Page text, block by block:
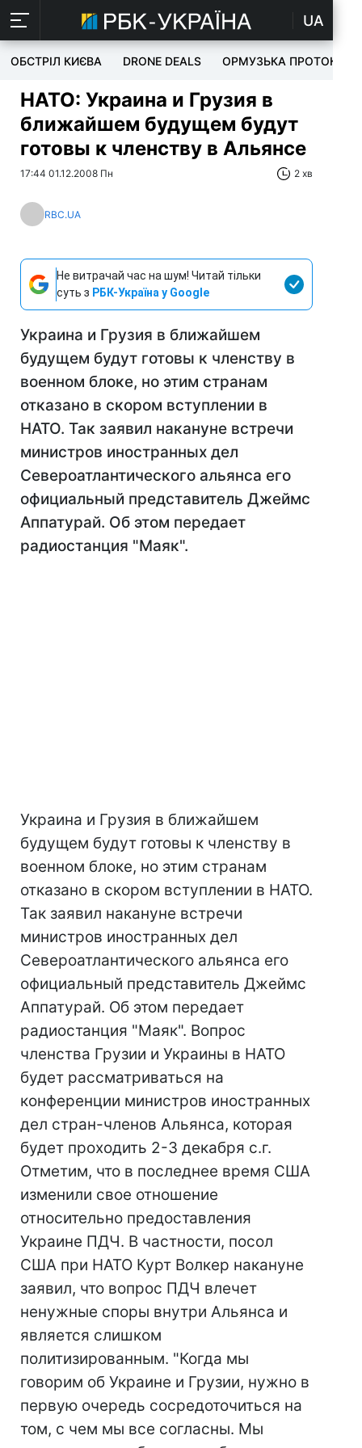
UA
ОБСТРІЛ КИЄВА DRONE DEALS ОРМУЗЬКА ПРОТОКА
НАТО: Украина и Грузия в
ближайшем будущем будут
готовы к членству в Альянсе
17:44 01.12.2008 Пн 2 хв
RBC.UA
Не витрачай час на шум! Читай тільки
суть з РБК-Україна у Google
Украина и Грузия в ближайшем
будущем будут готовы к членству в
военном блоке, но этим странам
отказано в скором вступлении в
НАТО. Так заявил накануне встречи
министров иностранных дел
Североатлантического альянса его
официальный представитель Джеймс
Аппатурай. Об этом передает
радиостанция "Маяк".
Украина и Грузия в ближайшем
будущем будут готовы к членству в
военном блоке, но этим странам
отказано в скором вступлении в НАТО.
Так заявил накануне встречи
министров иностранных дел
Североатлантического альянса его
официальный представитель Джеймс
Аппатурай. Об этом передает
радиостанция "Маяк". Вопрос
членства Грузии и Украины в НАТО
будет рассматриваться на
конференции министров иностранных
дел стран-членов Альянса, которая
будет проходить 2-3 декабря с.г.
Отметим, что в последнее время США
изменили свое отношение
относительно предоставления
Украине ПДЧ. В частности, посол
США при НАТО Курт Волкер накануне
заявил, что вопрос ПДЧ влечет
ненужные споры внутри Альянса и
является слишком
политизированным. "Когда мы
говорим об Украине и Грузии, нужно в
первую очередь сосредоточиться на
том, с чем мы все согласны. Мы